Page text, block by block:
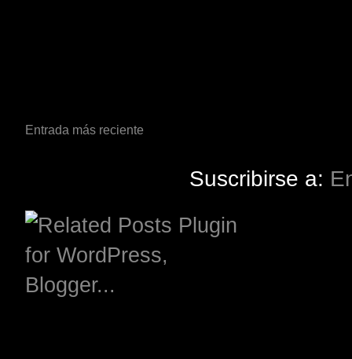
Entrada más reciente
Suscribirse a: